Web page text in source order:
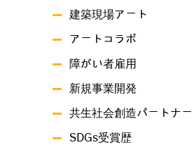
建築現場アート
アートコラボ
障がい者雇用
新規事業開発
共生社会創造パートナー
SDGs受賞歴